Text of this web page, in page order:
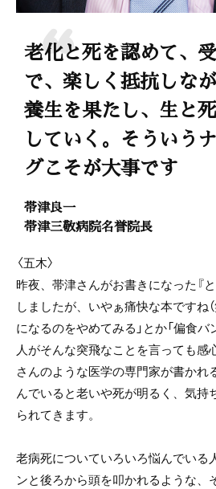
老化と死を認めて、
で、楽しく抵抗しな
養生を果たし、生と
していく。そういう
グこそが大事です
帯津良一
帯津三敬病院名誉院長
〈五木〉
昨夜、帯津さんがお書きになった『
しましたが、いやぁ痛快な本ですね（
になるのをやめてみる」とか「偏食
人がそんな突飛なことを言っても感
さんのような医学の専門家が書かれ
んでいると老いや死が明るく、気持
られてきます。
老病死についていろいろ悩んでいる
ンと後ろから頭を叩かれるような、